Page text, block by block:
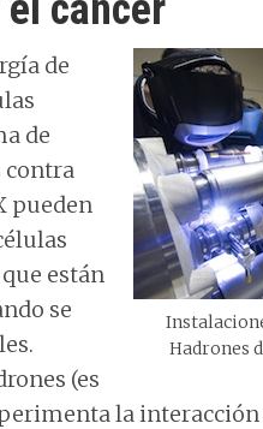
Hadrones
de
de
contra
pueden
están
se
(es
la interacción